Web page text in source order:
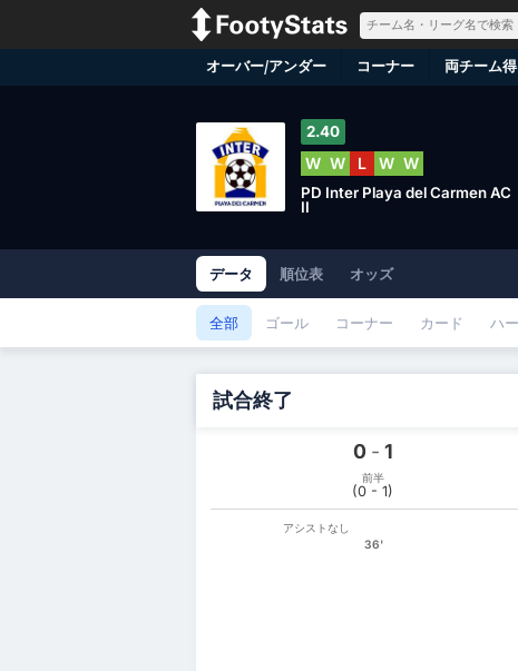
オーバー/アンダー コーナー 両チーム
2.40
W W L W W
PD Inter Playa del Carmen AC
II
データ 順位表 オッズ
全部 ゴール コーナー カード ハ
試合終了
0 - 1
前半
(0 - 1)
アシストなし
36'